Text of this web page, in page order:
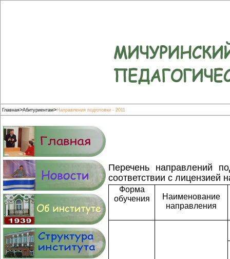
Главная>Абитуриентам>Направления подготовки - 2011
Перечень направлений
соответствии с лицензией
Форма
обучения
Наименование
направления